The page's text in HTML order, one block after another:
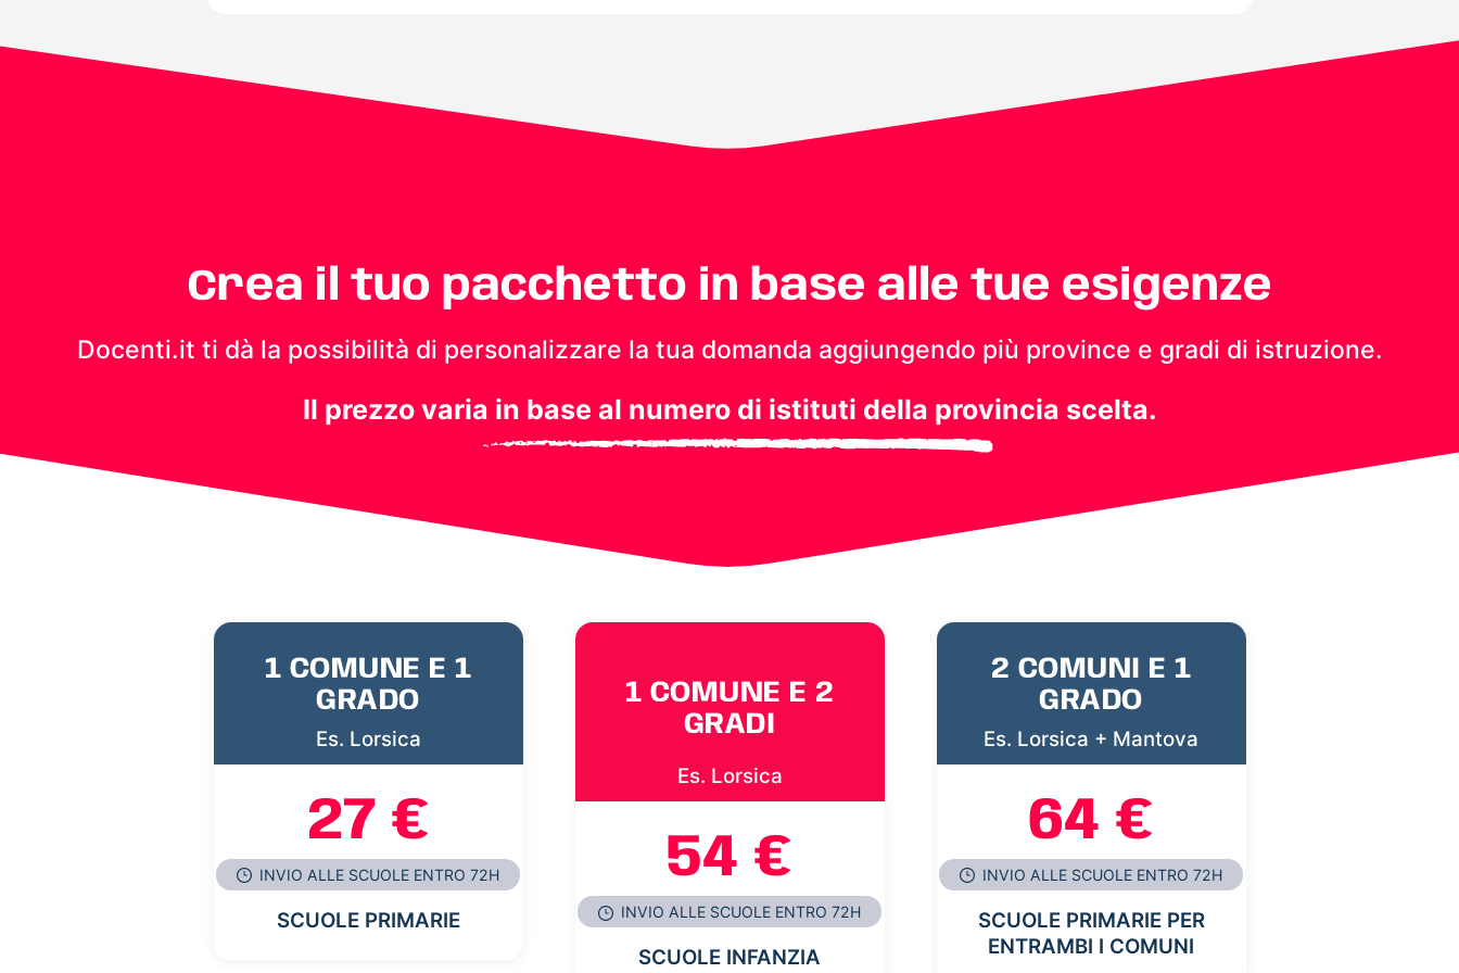
Crea il tuo pacchetto in base alle tue esigenze
Docenti.it ti dà la possibilità di personalizzare la tua domanda aggiungendo più province e gradi di istruzione.
Il prezzo varia in base al numero di istituti della provincia scelta.
1 COMUNE E 1
GRADO
Es. Lorsica
27 €
INVIO ALLE SCUOLE ENTRO 72H
SCUOLE PRIMARIE
1 COMUNE E 2
GRADI
Es. Lorsica
54 €
INVIO ALLE SCUOLE ENTRO 72H
SCUOLE INFANZIA
2 COMUNI E 1
GRADO
Es. Lorsica + Mantova
64 €
INVIO ALLE SCUOLE ENTRO 72H
SCUOLE PRIMARIE PER
ENTRAMBI I COMUNI